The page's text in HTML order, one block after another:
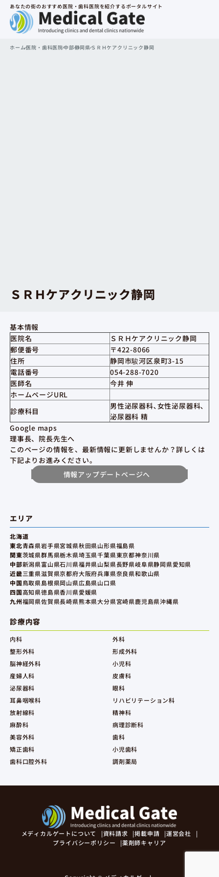
あなたの街のおすすめ医院・歯科医院を紹介するポータルサイト
ホーム医院・歯科医院中部静岡県ＳＲＨケアクリニック静岡
ＳＲＨケアクリニック静岡
基本情報
医院名
ＳＲＨケアクリニック静岡
郵便番号
〒422-8066
住所
静岡市駿河区泉町3-15
電話番号
054-288-7020
医師名
今井 伸
ホームページURL
診療科目
男性泌尿器科､女性泌尿器科､
泌尿器科 精
Google maps
理事長、院長先生へ
このページの情報を、最新情報に更新しませんか？詳しくは
下記よりお進みください。
情報アップデートページへ
エリア
北海道
東北青森県岩手県宮城県秋田県山形県福島県
関東茨城県群馬県栃木県埼玉県千葉県東京都神奈川県
中部新潟県富山県石川県福井県山梨県長野県岐阜県静岡県愛知県
近畿三重県滋賀県京都府大阪府兵庫県奈良県和歌山県
中国鳥取県島根県岡山県広島県山口県
四国高知県徳島県香川県愛媛県
九州福岡県佐賀県長崎県熊本県大分県宮崎県鹿児島県沖縄県
診療内容
内科
外科
整形外科
形成外科
脳神経外科
小児科
産婦人科
皮膚科
泌尿器科
眼科
耳鼻咽喉科
リハビリテーション科
放射線科
精神科
麻酔科
病理診断科
美容外科
歯科
矯正歯科
小児歯科
歯科口腔外科
調剤薬局
メディカルゲートについて 資料請求 掲載申請
運営会社
プライバシーポリシー
薬剤師キャリア